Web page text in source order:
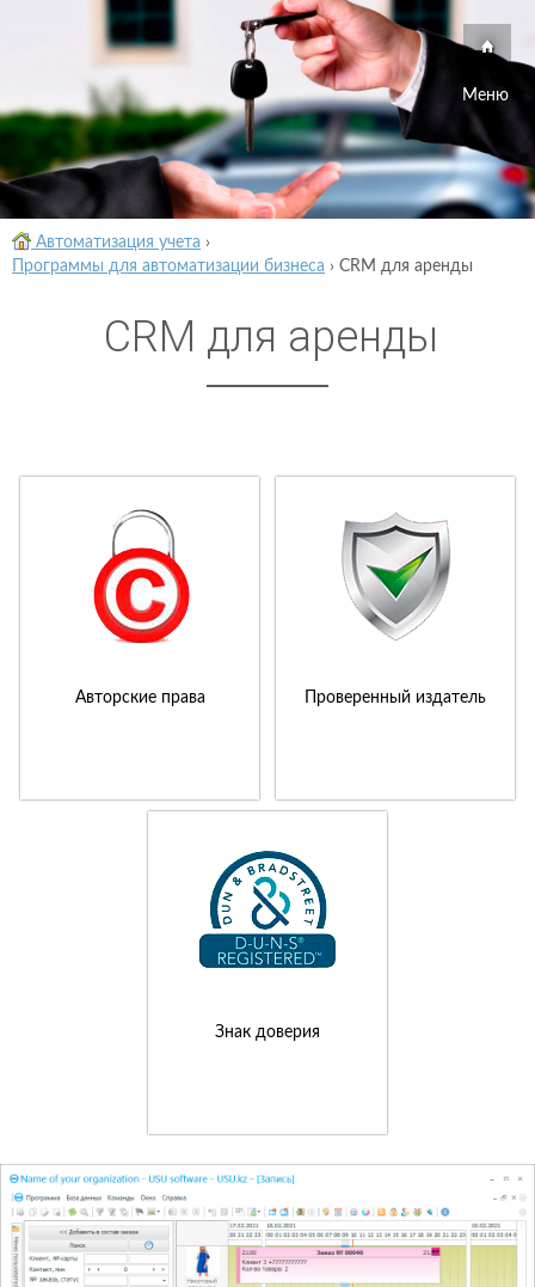
Меню
Автоматизация учета ›
Программы для автоматизации бизнеса › CRM для аренды
CRM для аренды
Авторские права Проверенный издатель
Знак доверия